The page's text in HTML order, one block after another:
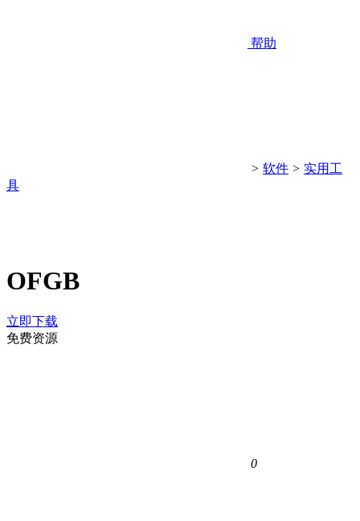
帮助
> 软件 > 实用工
具
OFGB
立即下载
免费资源
0